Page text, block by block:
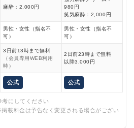
麻酔：2,000円
980円
笑気麻酔：2,000円
男性・女性（指名不
可）
男性・女性（指名不
可）
3日前13時まで無料
（会員専用WEB利用
時）
2日前23時まで無料
以降3,000円
公式 公式
にしてください
載料金は予告なく変更される場合がござい